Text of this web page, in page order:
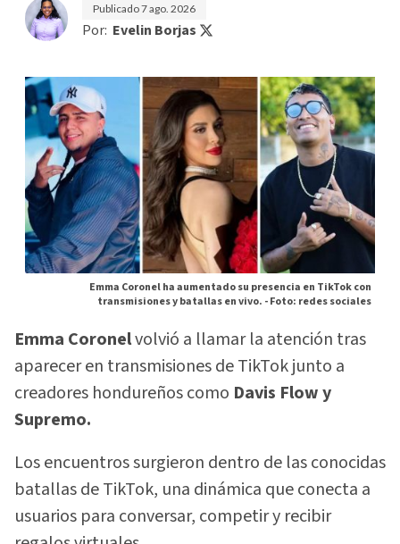
Publicado7 ago. 2026
Por: Evelin Borjas
Emma Coronel ha aumentado su presencia en TikTok con
transmisiones y batallas en vivo. -Foto: redes sociales
Emma Coronelvolvió a llamar la atención tras
aparecer en transmisiones de TikTok junto a
creadores hondureños como Davis Flow y
Supremo.
Los encuentros surgieron dentro de las conocidas
batallas de TikTok, una dinámica que conecta a
usuarios para conversar, competir y recibir